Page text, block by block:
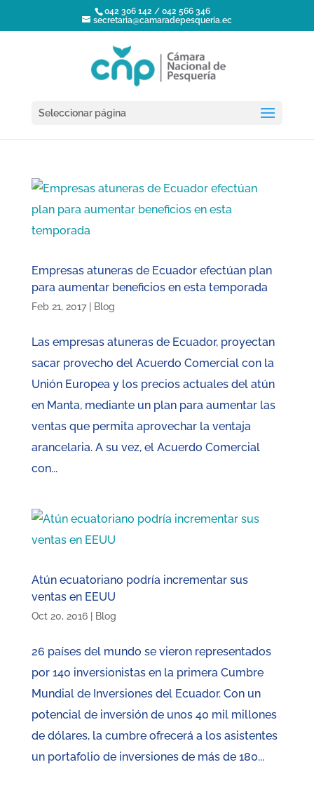
042 306 142 / 042 566 346
secretaria@camaradepesqueria.ec
Seleccionar página
Empresas atuneras de Ecuador efectúan plan
para aumentar beneficios en esta temporada
Feb 21, 2017| Blog
Las empresas atuneras de Ecuador, proyectan
sacar provecho del Acuerdo Comercial con la
Unión Europea y los precios actuales del atún
en Manta, mediante un plan para aumentar las
ventas que permita aprovechar la ventaja
arancelaria. A su vez, el Acuerdo Comercial
con...
Atún ecuatoriano podría incrementar sus
ventas en EEUU
Oct 20, 2016| Blog
26 países del mundo se vieron representados
por 140 inversionistas en la primera Cumbre
Mundial de Inversiones del Ecuador. Con un
potencial de inversión de unos 40 mil millones
de dólares, la cumbre ofrecerá a los asistentes
un portafolio de inversiones de más de 180...